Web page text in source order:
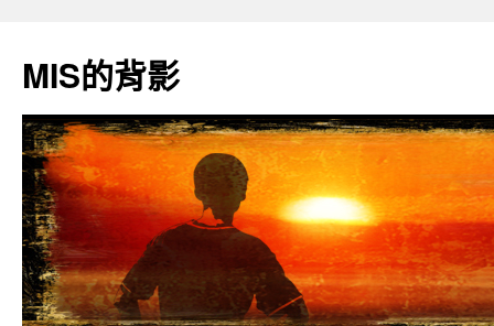
主
要
容
MIS的背影